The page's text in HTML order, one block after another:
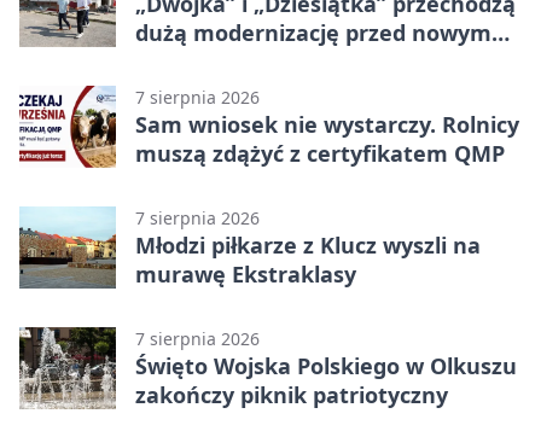
dużą modernizację przed nowym
7 sierpnia 2026
Sam wniosek nie wystarczy. Rolnicy
muszą zdążyć z certyfikatem QMP
7 sierpnia 2026
Młodzi piłkarze z Klucz wyszli na
murawę Ekstraklasy
7 sierpnia 2026
Święto Wojska Polskiego w Olkuszu
zakończy piknik patriotyczny